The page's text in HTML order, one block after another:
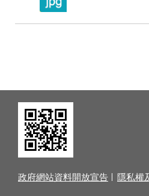
政府網站資料開放宣告 隱私權